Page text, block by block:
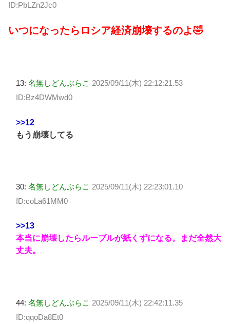
ID:PbLZn2Jc0
いつになったらロシア経済崩壊するのよ🤣
13: 名無しどんぶらこ 2025/09/11(木) 22:12:21.53
ID:Bz4DWMwd0
>>12
もう崩壊してる
30: 名無しどんぶらこ 2025/09/11(木) 22:23:01.10
ID:coLa61MM0
>>13
本当に崩壊したらルーブルが紙くずになる。まだ全然大
丈夫。
44: 名無しどんぶらこ 2025/09/11(木) 22:42:11.35
ID:qqoDa8Et0